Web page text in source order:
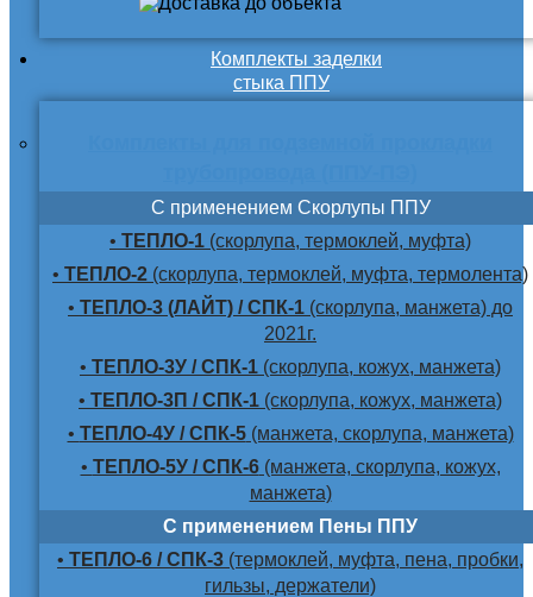
Комплекты заделки
стыка ППУ
С применением Скорлупы ППУ
• ТЕПЛО-1 (скорлупа, термоклей, муфта)
• ТЕПЛО-2 (скорлупа, термоклей, муфта, термолента)
• ТЕПЛО-3 (ЛАЙТ) / СПК-1 (скорлупа, манжета) до
2021г.
• ТЕПЛО-3У / СПК-1 (скорлупа, кожух, манжета)
• ТЕПЛО-3П / СПК-1 (скорлупа, кожух, манжета)
• ТЕПЛО-4У / СПК-5(манжета, скорлупа, манжета)
• ТЕПЛО-5У / СПК-6(манжета, скорлупа, кожух,
манжета)
С применением Пены ППУ
• ТЕПЛО-6 / СПК-3 (термоклей, муфта, пена, пробки,
гильзы, держатели)